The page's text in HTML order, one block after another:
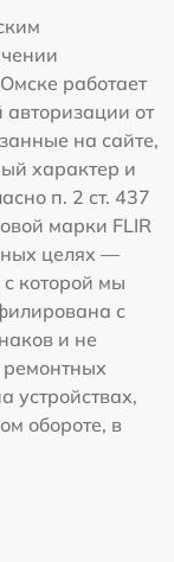
работает
от
на сайте,
характер и
п. 2 ст. 437
марки FLIR
целях —
которой мы
с
и не
ремонтных
устройствах,
обороте, в